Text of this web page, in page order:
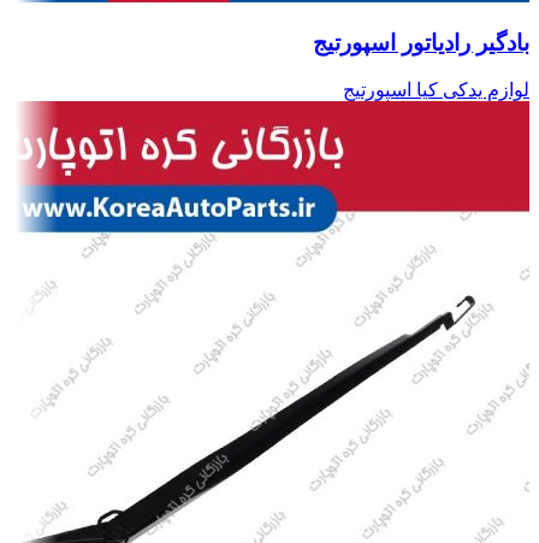
بادگیر رادیاتور اسپورتیج
لوازم یدکی کیا اسپورتیج